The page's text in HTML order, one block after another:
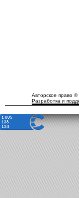
Авторское право
Разработка и